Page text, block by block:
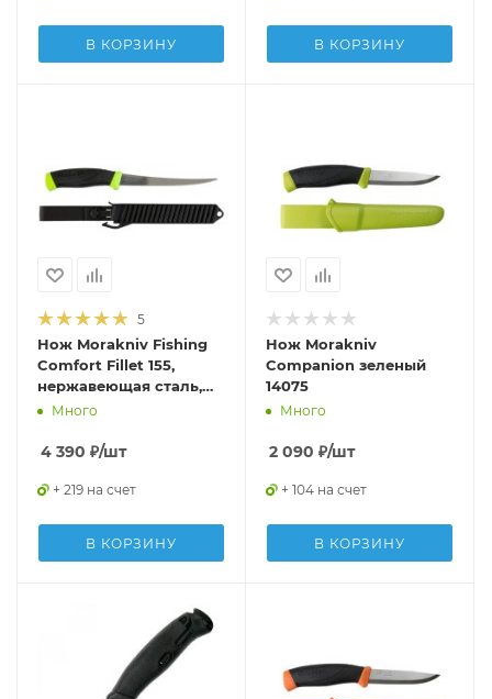
В КОРЗИНУ В КОРЗИНУ
5
Нож Morakniv Fishing
Comfort Fillet 155,
нержавеющая сталь,
13869
Много
4 390 ₽/шт
+ 219 на счет
В КОРЗИНУ
Нож Morakniv
Companion зеленый
14075
Много
2 090 ₽/шт
+ 104 на счет
В КОРЗИНУ